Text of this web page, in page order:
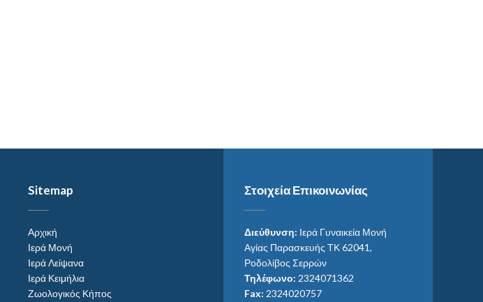
Sitemap
Αρχική
Ιερά Μονή
Ιερά Λείψανα
Ιερά Κειμήλια
Ζωολογικός Κήπος
Στοιχεία Επικοινωνίας
Διεύθυνση: Ιερά Γυναικεία Μονή
Αγίας Παρασκευής ΤΚ 62041,
Ροδολίβος Σερρών
Τηλέφωνο: 2324071362
Fax: 2324020757